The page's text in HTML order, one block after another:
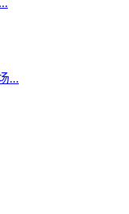
...